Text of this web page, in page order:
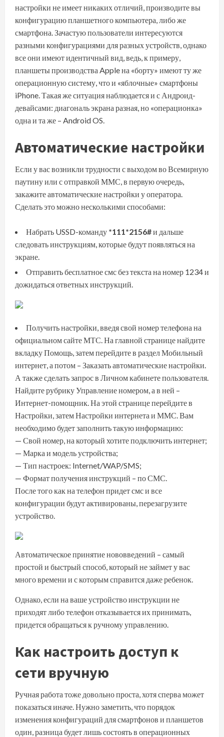
настройки не имеет никаких отличий, производите вы
конфигурацию планшетного компьютера, либо же
смартфона. Зачастую пользователи интересуются
разными конфигурациями для разных устройств, однако
все они имеют идентичный вид, ведь, к примеру,
планшеты производства Apple на «борту» имеют ту же
операционную систему, что и «яблочные» смартфоны
iPhone. Такая же ситуация наблюдается и с Андроид-
девайсами: диагональ экрана разная, но «операционка»
одна и та же – Android OS.
Автоматические настройки
Если у вас возникли трудности с выходом во Всемирную
паутину или с отправкой ММС, в первую очередь,
закажите автоматические настройки у оператора.
Сделать это можно несколькими способами:
Набрать USSD-команду *111*2156#и дальше
следовать инструкциям, которые будут появляться на
экране.
Отправить бесплатное смс без текста на номер 1234 и
дожидаться ответных инструкций.
Получить настройки, введя свой номер телефона на
официальном сайте МТС. На главной странице найдите
вкладку Помощь, затем перейдите в раздел Мобильный
интернет, а потом – Заказать автоматические настройки.
А также сделать запрос в Личном кабинете пользователя.
Найдите рубрику Управление номером, а в ней –
Интернет-помощник. На этой странице перейдите в
Настройки, затем Настройки интернета и ММС. Вам
необходимо будет заполнить такую информацию:
— Свой номер, на который хотите подключить интернет;
— Марка и модель устройства;
— Тип настроек: Internet/WAP/SMS;
— Формат получения инструкций – по СМС.
После того как на телефон придет смс и все
конфигурации будут активированы, перезагрузите
устройство.
Автоматическое принятие нововведений – самый
простой и быстрый способ, который не займет у вас
много времени и с которым справится даже ребенок.
Однако, если на ваше устройство инструкции не
приходят либо телефон отказывается их принимать,
придется обращаться к ручному управлению.
Как настроить доступ к
сети вручную
Ручная работа тоже довольно проста, хотя сперва может
показаться иначе. Нужно заметить, что порядок
изменения конфигураций для смартфонов и планшетов
один, разница будет лишь состоять в операционных